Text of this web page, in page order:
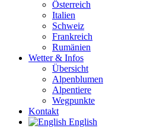
Österreich
Italien
Schweiz
Frankreich
Rumänien
Wetter & Infos
Übersicht
Alpenblumen
Alpentiere
Wegpunkte
Kontakt
English